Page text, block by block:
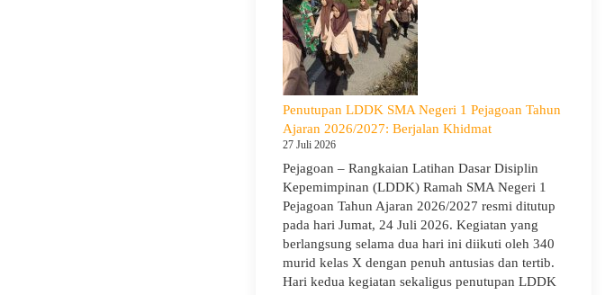
Pejagoan,
Bekali
Bijak
Memilih
Pergaulan
Demi
Masa
Depan
Cerah
Penutupan LDDK SMA Negeri 1 Pejagoan Tahun
Ajaran 2026/2027: Berjalan Khidmat
27 Juli 2026
Pejagoan – Rangkaian Latihan Dasar Disiplin
Kepemimpinan (LDDK) Ramah SMA Negeri 1
Pejagoan Tahun Ajaran 2026/2027 resmi ditutup
pada hari Jumat, 24 Juli 2026. Kegiatan yang
berlangsung selama dua hari ini diikuti oleh 340
murid kelas X dengan penuh antusias dan tertib.
Hari kedua kegiatan sekaligus penutupan LDDK